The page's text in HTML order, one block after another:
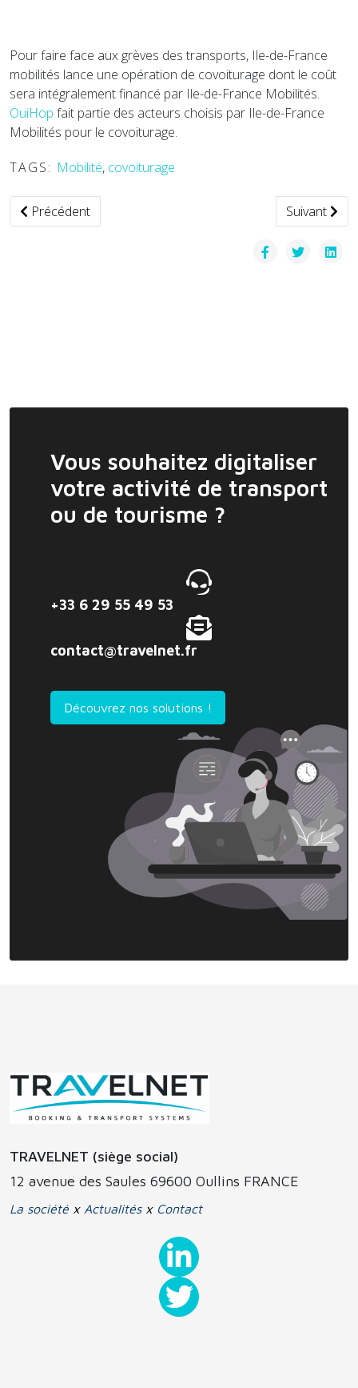
Pour faire face aux grèves des transports, Ile-de-France
mobilités lance une opération de covoiturage dont le coût
sera intégralement financé par Ile-de-France Mobilités.
OuiHop fait partie des acteurs choisis par Ile-de-France
Mobilités pour le covoiturage.
TAGS: Mobilité, covoiturage
Article précédent : Une nouvelle offre commerciale
Précédent Article
Suivant
Vous souhaitez digitaliser
votre activité de transport
ou de tourisme ?
+33 6 29 55 49 53
contact@travelnet.fr
Découvrez nos solutions !
TRAVELNET (siège social)
12 avenue des Saules 69600 Oullins FRANCE
La société x Actualitésx Contact